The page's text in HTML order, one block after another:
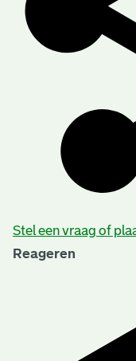
Stel een vraag of
Reageren